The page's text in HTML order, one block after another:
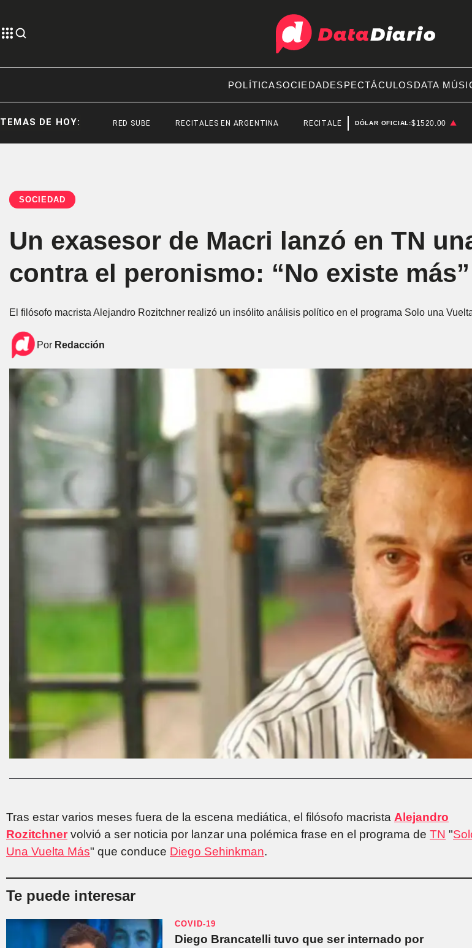
POLÍTICASOCIEDADESPECTÁCULOSDATA
TEMAS DE HOY:RED SUBE RECITALES EN ARGENTINA RECITALES EN ARGENTINADÓLAR OFICIAL:$1520.00
SOCIEDAD
Un exasesor de Macri lanzó en TN
contra el peronismo: “No existe más”
El filósofo macrista Alejandro Rozitchner realizó un insólito análisis político en el programa Solo una
Por Redacción
Tras estar varios meses fuera de la escena mediática, el filósofo macrista Alejandro
Rozitchner volvió a ser noticia por lanzar una polémica frase en el programa de TN "
Una Vuelta Más" que conduce Diego Sehinkman.
Te puede interesar
COVID-19
Diego Brancatelli tuvo que ser internado por